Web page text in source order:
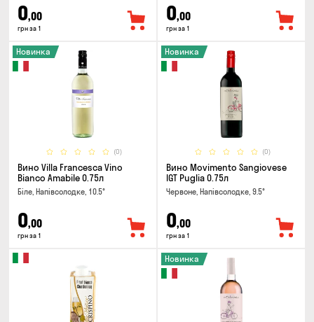
0,00
грн за 1
0,00
грн за 1
(0)
Новинка
Вино Villa Francesca Vino
Bianco Amabile 0.75л
Біле, Напівсолодке, 10.5°
0,00
грн за 1
(0)
Новинка
Вино Movimento Sangiovese
IGT Puglia 0.75л
Червоне, Напівсолодке, 9.5°
0,00
грн за 1
Новинка